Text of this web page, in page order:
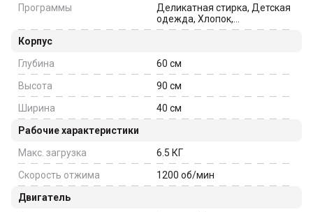
Программы
Деликатная стирка, Детская
одежда, Хлопок,
Интенсивная стирка,
Корпус
Глубина
60 см
Высота
90 см
Ширина
40 см
Рабочие характеристики
Макс. загрузка
6.5 КГ
Скорость отжима
1200 об/мин
Двигатель